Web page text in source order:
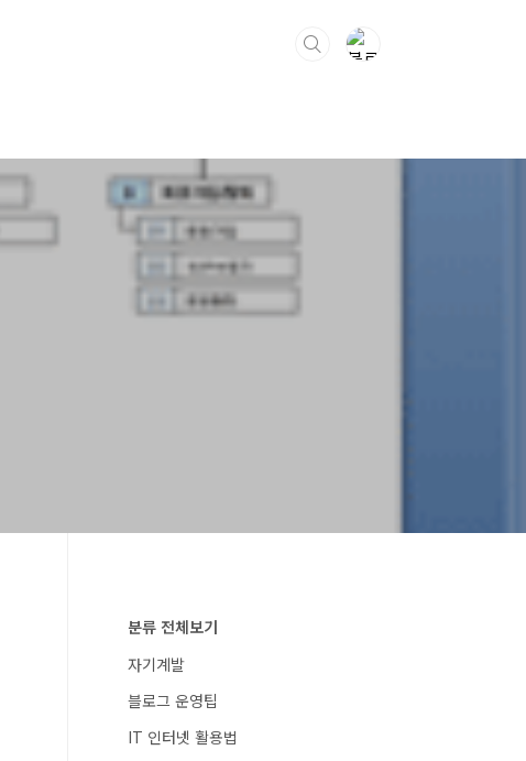
분류 전체보기
자기계발
블로그 운영팁
IT 인터넷 활용법